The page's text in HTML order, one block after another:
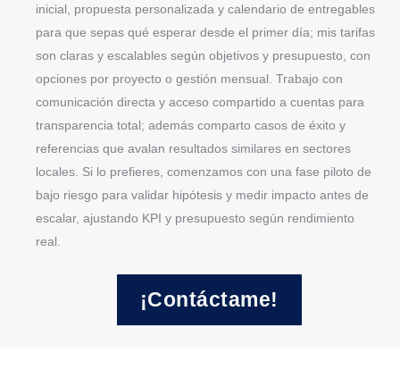
inicial, propuesta personalizada y calendario de entregables
para que sepas qué esperar desde el primer día; mis tarifas
son claras y escalables según objetivos y presupuesto, con
opciones por proyecto o gestión mensual. Trabajo con
comunicación directa y acceso compartido a cuentas para
transparencia total; además comparto casos de éxito y
referencias que avalan resultados similares en sectores
locales. Si lo prefieres, comenzamos con una fase piloto de
bajo riesgo para validar hipótesis y medir impacto antes de
escalar, ajustando KPI y presupuesto según rendimiento
real.
¡Contáctame!